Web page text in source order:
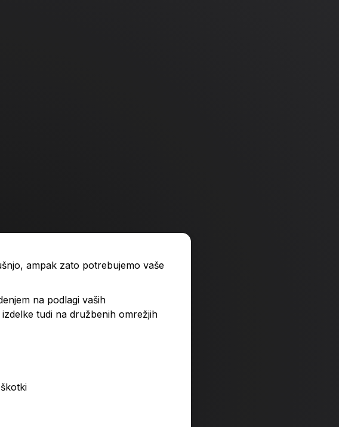
ampak zato potrebujemo vaše
na podlagi vaših
tudi na družbenih omrežjih